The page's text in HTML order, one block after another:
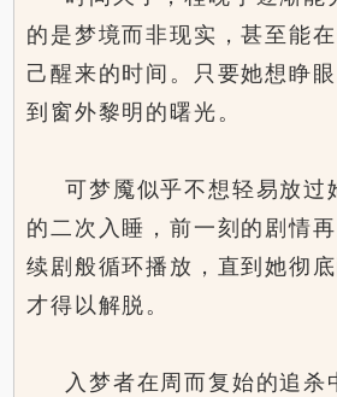
的是梦境而非现实，甚至能
己醒来的时间。只要她想睁
到窗外黎明的曙光。
可梦魇似乎不想轻易放过
的二次入睡，前一刻的剧情
续剧般循环播放，直到她彻
才得以解脱。
入梦者在周而复始的追杀